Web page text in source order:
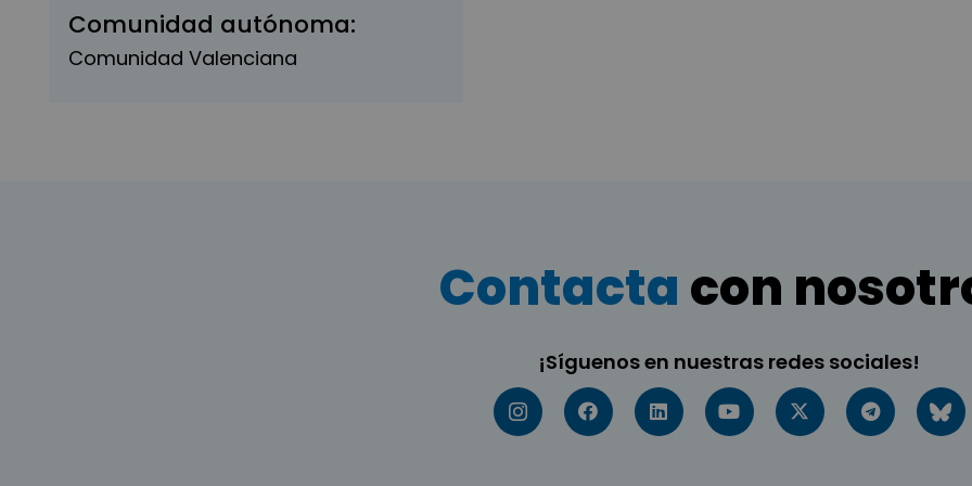
Comunidad autónoma:
Comunidad Valenciana
Contacta con
¡Síguenos en nuestras redes sociales!